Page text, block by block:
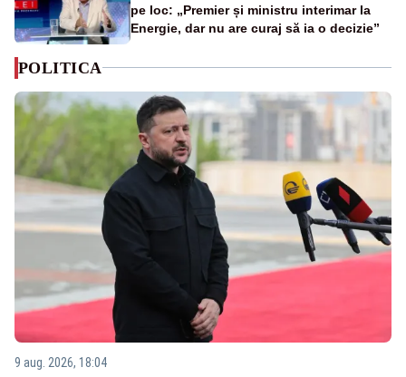
pe loc: „Premier și ministru interimar la
Energie, dar nu are curaj să ia o decizie”
POLITICA
9 aug. 2026, 18:04